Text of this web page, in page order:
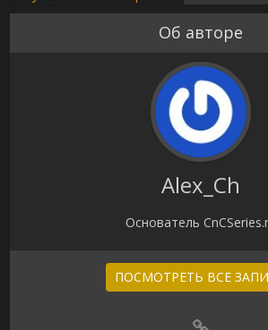
Об авторе
Alex_Ch
Основатель
ПОСМОТРЕТЬ ВСЕ